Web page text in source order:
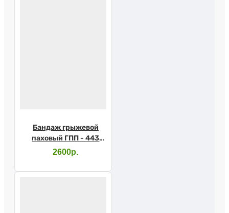
Бандаж грыжевой
паховый ГПП - 443
(р.L бежевый)
2600р.